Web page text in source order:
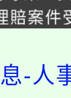
賠案件
度第
選結果(
知識
-人